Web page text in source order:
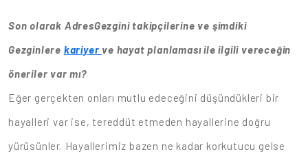
Son olarak AdresGezgini takipçilerine ve şimdiki
Gezginlere kariyer ve hayat planlaması ile ilgili vereceğin
öneriler var mı?
Eğer gerçekten onları mutlu edeceğini düşündükleri bir
hayalleri var ise, tereddüt etmeden hayallerine doğru
yürüsünler. Hayallerimiz bazen ne kadar korkutucu gelse